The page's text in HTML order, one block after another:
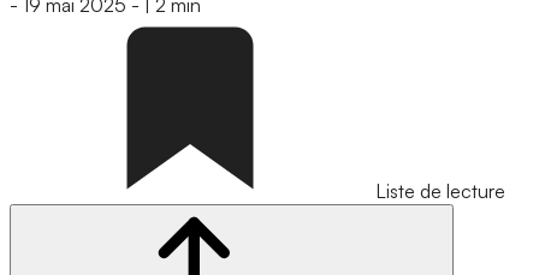
- 19 mai 2025 - 2 min
Liste de lecture